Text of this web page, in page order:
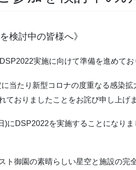
検討中の皆様へ》
実施に向けて準備を進めてお
当たり新型コロナの度重なる感染
ておりましたことをお詫び申し上げま
)にDSP2022を実施することになり
ト御園の素晴らしい星空と施設の完